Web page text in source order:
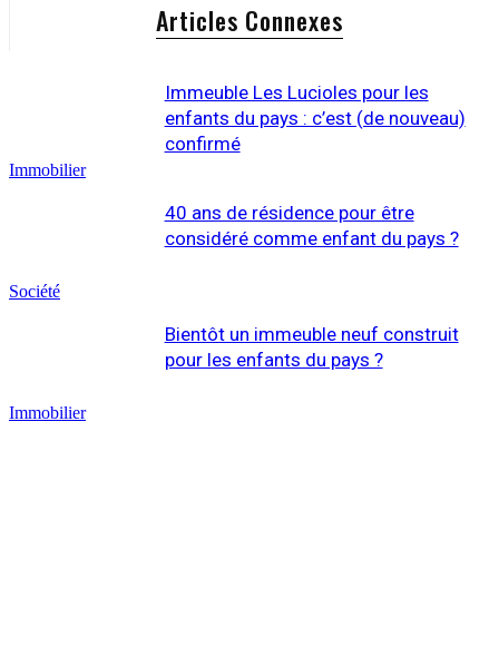
Articles Connexes
Immobilier
Immeuble Les Lucioles pour les
enfants du pays : c’est (de nouveau)
confirmé
Société
40 ans de résidence pour être
considéré comme enfant du pays ?
Immobilier
Bientôt un immeuble neuf construit
pour les enfants du pays ?